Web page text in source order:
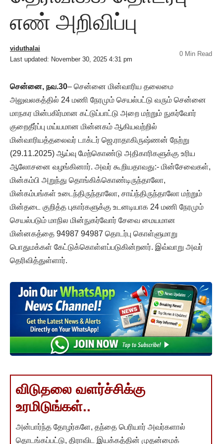
எண் அறிவிப்பு
Last updated: November 30, 2025 4:31 pm
viduthalai
0 Min Read
சென்னை, நவ.30– சென்னை மின்வாரிய தலைமை
அலுவலகத்தில் 24 மணி நேரமும் செயல்பட்டு வரும் சென்னை
மாநகர மின்பகிர்மான கட்டுப்பாட்டு அறை மற்றும் நுகர்வோர்
குறைதீர்ப்பு மய்யமான மின்னகம் ஆகியவற்றில்
மின்வாரியத்தலைவர் டாக்டர் ஜெ.ராதாகிருஷ்ணன் நேற்று
(29.11.2025) ஆய்வு மேற்கொண்டு அதிகாரிகளுக்கு உரிய
ஆலோசனை வழங்கினார். அவர் கூறியதாவது:- மின்சேவைகள்,
மின்கம்பி அறுந்து தொங்கிக்கொண்டிருந்தாலோ,
மின்கம்பங்கள் உடைந்திருந்தாலோ, சாய்ந்திருந்தாலோ மற்றும்
மின்தடை குறித்த புகார்களுக்கு உடனடியாக 24 மணி நேரமும்
செயல்படும் மாநில மின்நுகர்வோர் சேவை மையமான
மின்னகத்தை 94987 94987 தொடர்பு கொள்ளுமாறு
பொதுமக்கள் கேட்டுக்கொள்ளப்படுகின்றனர். இவ்வாறு அவர்
தெரிவித்துள்ளார்.
விடுதலை வளர்ச்சிக்கு
உரமிடுங்கள்..
அன்பார்ந்த தோழர்களே, தந்தை பெரியார் அவர்களால்
தொடங்கப்பட்டு, திராவிட இயக்கத்தின் முதன்மைக்